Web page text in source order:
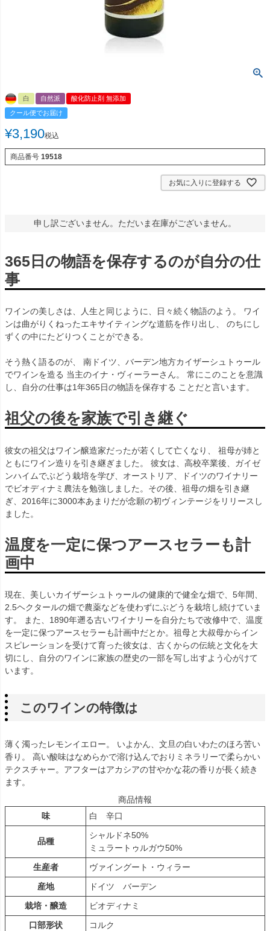
白 自然派
酸化防止剤 無添加
クール便でお届け
¥3,190税込
商品番号 19518
お気に入りに登録する
申し訳ございません。ただいま在庫がございません。
365日の物語を保存するのが自分の仕
事
ワインの美しさは、人生と同じように、日々続く物語のよう。 ワイ
ンは曲がりくねったエキサイティングな道筋を作り出し、 のちにし
ずくの中にたどりつくことができる。
そう熱く語るのが、 南ドイツ、バーデン地方カイザーシュトゥール
でワインを造る 当主のイナ・ヴィーラーさん。 常にこのことを意識
し、自分の仕事は1年365日の物語を保存する ことだと言います。
祖父の後を家族で引き継ぐ
彼女の祖父はワイン醸造家だったが若くして亡くなり、 祖母が姉と
ともにワイン造りを引き継ぎました。 彼女は、高校卒業後、ガイゼ
ンハイムでぶどう栽培を学び、オーストリア、ドイツのワイナリー
でビオディナミ農法を勉強しました。その後、祖母の畑を引き継
ぎ、2016年に3000本あまりだが念願の初ヴィンテージをリリースし
ました。
温度を一定に保つアースセラーも計
画中
現在、美しいカイザーシュトゥールの健康的で健全な畑で、5年間、
2.5ヘクタールの畑で農薬などを使わずにぶどうを栽培し続けていま
す。 また、1890年遡る古いワイナリーを自分たちで改修中で、温度
を一定に保つアースセラーも計画中だとか。祖母と大叔母からイン
スピレーションを受けて育った彼女は、古くからの伝統と文化を大
切にし、自分のワインに家族の歴史の一部を写し出すよう心がけて
います。
このワインの特徴は
薄く濁ったレモンイエロー。 いよかん、文旦の白いわたのほろ苦い
香り。 高い酸味はなめらかで溶け込んでおりミネラリーで柔らかい
テクスチャー。アフターはアカシアの甘やかな花の香りが長く続き
ます。
商品情報
味
白 辛口
品種
シャルドネ50%
ミュラートゥルガウ50%
生産者
ヴァイングート・ウィラー
産地
ドイツ バーデン
栽培・醸造
ビオディナミ
口部形状
コルク